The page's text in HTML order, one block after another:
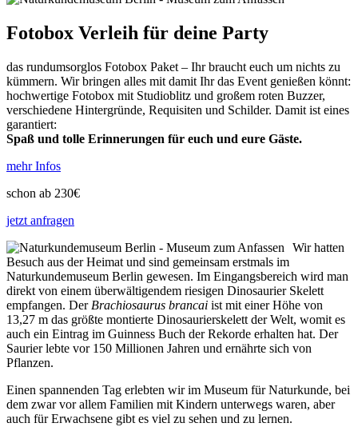
Fotobox Verleih für deine Party
das rundumsorglos Fotobox Paket – Ihr braucht euch um nichts zu
kümmern. Wir bringen alles mit damit Ihr das Event genießen könnt:
hochwertige Fotobox mit Studioblitz und großem roten Buzzer,
verschiedene Hintergründe, Requisiten und Schilder. Damit ist eines
garantiert:
Spaß und tolle Erinnerungen für euch und eure Gäste.
mehr Infos
schon ab 230€
jetzt anfragen
Wir hatten
Besuch aus der Heimat und sind gemeinsam erstmals im
Naturkundemuseum Berlin gewesen. Im Eingangsbereich wird man
direkt von einem überwältigendem riesigen Dinosaurier Skelett
empfangen. Der Brachiosaurus brancai ist mit einer Höhe von
13,27 m das größte montierte Dinosaurierskelett der Welt, womit es
auch ein Eintrag im Guinness Buch der Rekorde erhalten hat. Der
Saurier lebte vor 150 Millionen Jahren und ernährte sich von
Pflanzen.
Einen spannenden Tag erlebten wir im Museum für Naturkunde, bei
dem zwar vor allem Familien mit Kindern unterwegs waren, aber
auch für Erwachsene gibt es viel zu sehen und zu lernen.